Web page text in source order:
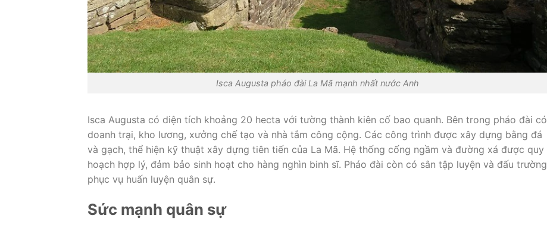
Isca Augusta pháo đài La Mã mạnh nhất nước Anh
Isca Augusta có diện tích khoảng 20 hecta với tường thành kiên cố bao quanh. Bên trong pháo đài có
doanh trại, kho lương, xưởng chế tạo và nhà tắm công cộng. Các công trình được xây dựng bằng đá
và gạch, thể hiện kỹ thuật xây dựng tiên tiến của La Mã. Hệ thống cống ngầm và đường xá được quy
hoạch hợp lý, đảm bảo sinh hoạt cho hàng nghìn binh sĩ. Pháo đài còn có sân tập luyện và đấu trường
phục vụ huấn luyện quân sự.
Sức mạnh quân sự